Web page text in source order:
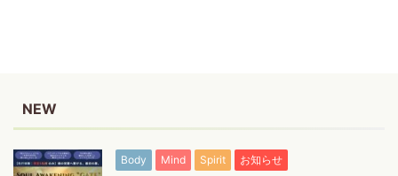
NEW
Body Mind Spirit お知らせ